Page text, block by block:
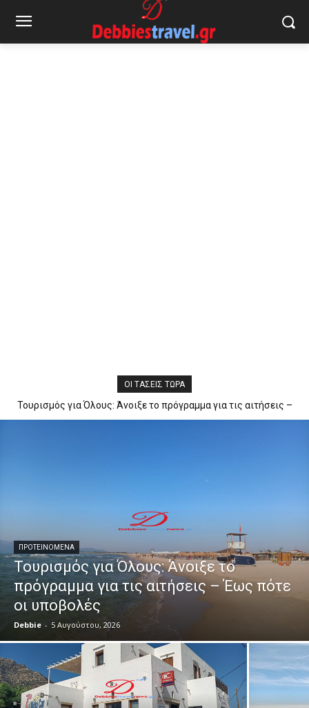
ΟΙ ΤΆΣΕΙΣ ΤΏΡΑ
Τουρισμός για Όλους: Άνοιξε το πρόγραμμα για τις αιτήσεις –
ΠΡΟΤΕΙΝΌΜΕΝΑ
Τουρισμός για Όλους: Άνοιξε το
πρόγραμμα για τις αιτήσεις – Έως πότε
οι υποβολές
Debbie - 5 Αυγούστου, 2026